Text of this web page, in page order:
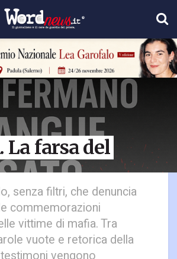
La farsa del
senza filtri, che denuncia
commemorazioni
vittime di mafia. Tra
vuote e retorica della